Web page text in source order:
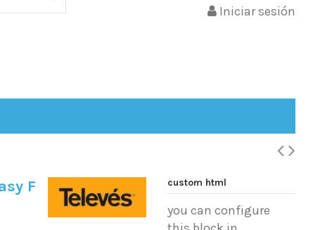
Iniciar sesión
F custom html
you can configure